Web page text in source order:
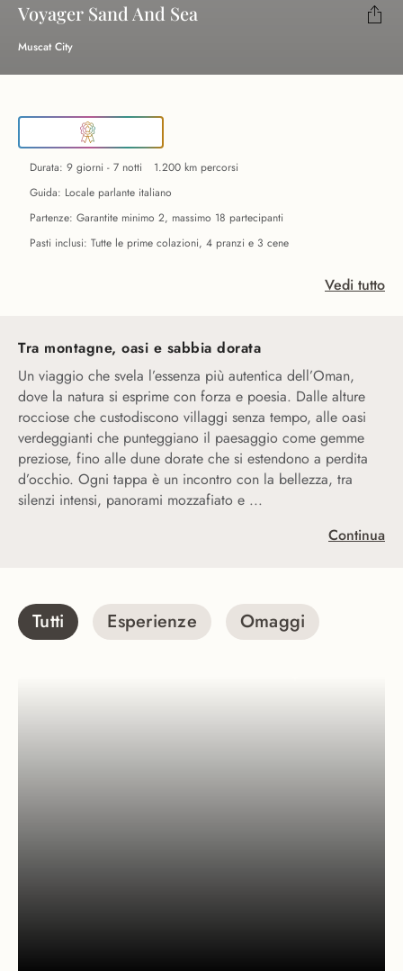
Voyager Sand And Sea
Muscat City
Durata: 9 giorni - 7 notti
1.200 km percorsi
Guida: Locale parlante italiano
Partenze: Garantite minimo 2, massimo 18 partecipanti
Pasti inclusi: Tutte le prime colazioni, 4 pranzi e 3 cene
Vedi tutto
Tra montagne, oasi e sabbia dorata
Un viaggio che svela l’essenza più autentica dell’Oman,
dove la natura si esprime con forza e poesia. Dalle alture
rocciose che custodiscono villaggi senza tempo, alle oasi
verdeggianti che punteggiano il paesaggio come gemme
preziose, fino alle dune dorate che si estendono a perdita
d’occhio. Ogni tappa è un incontro con la bellezza, tra
silenzi intensi, panorami mozzafiato e ...
Continua
Tutti Esperienze Omaggi